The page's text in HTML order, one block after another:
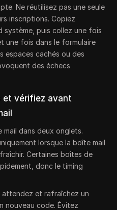
Ne réutilisez pas une seule
inscriptions. Copiez
système, puis collez une fois
une fois dans le formulaire
espaces cachés ou des
des échecs
et vérifiez avant
mail dans deux onglets.
lorsque la boîte mail
Certaines boîtes de
donc le timing
attendez et rafraîchez un
nouveau code. Évitez